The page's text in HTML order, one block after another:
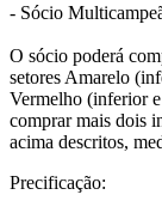
- Sócio
O sócio poderá
setores Amarelo
Vermelho (inferior
comprar mais dois
acima descritos,
Precificação: